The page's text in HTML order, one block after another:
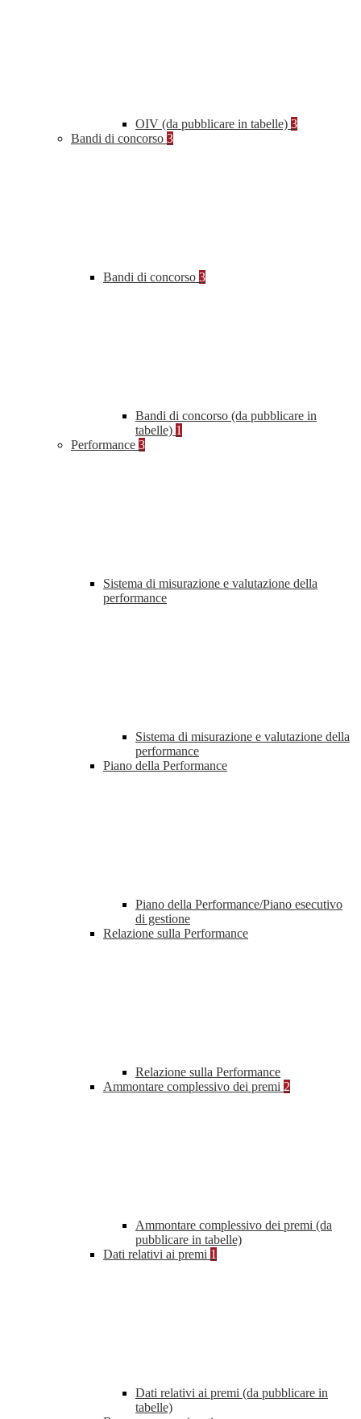
OIV (da pubblicare in tabelle) 3
Bandi di concorso 3
Bandi di concorso 3
Bandi di concorso (da pubblicare in
tabelle) 1
Performance 3
Sistema di misurazione e valutazione della
performance
Sistema di misurazione e valutazione della
performance
Piano della Performance
Piano della Performance/Piano esecutivo
di gestione
Relazione sulla Performance
Relazione sulla Performance
Ammontare complessivo dei premi 2
Ammontare complessivo dei premi (da
pubblicare in tabelle)
Dati relativi ai premi 1
Dati relativi ai premi (da pubblicare in
tabelle)